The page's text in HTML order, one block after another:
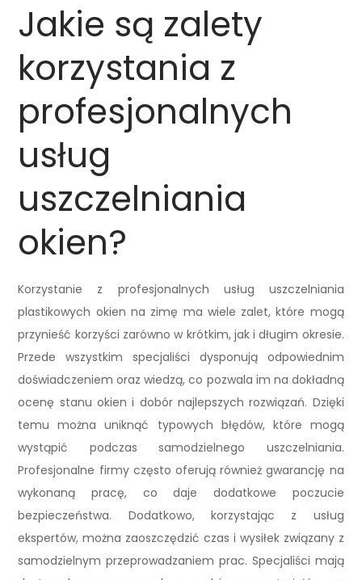
Jakie są zalety
korzystania z
profesjonalnych
usług
uszczelniania
okien?
Korzystanie z profesjonalnych usług uszczelniania
plastikowych okien na zimę ma wiele zalet, które mogą
przynieść korzyści zarówno w krótkim, jak i długim okresie.
Przede wszystkim specjaliści dysponują odpowiednim
doświadczeniem oraz wiedzą, co pozwala im na dokładną
ocenę stanu okien i dobór najlepszych rozwiązań. Dzięki
temu można uniknąć typowych błędów, które mogą
wystąpić podczas samodzielnego uszczelniania.
Profesjonalne firmy często oferują również gwarancję na
wykonaną pracę, co daje dodatkowe poczucie
bezpieczeństwa. Dodatkowo, korzystając z usług
ekspertów, można zaoszczędzić czas i wysiłek związany z
samodzielnym przeprowadzaniem prac. Specjaliści mają